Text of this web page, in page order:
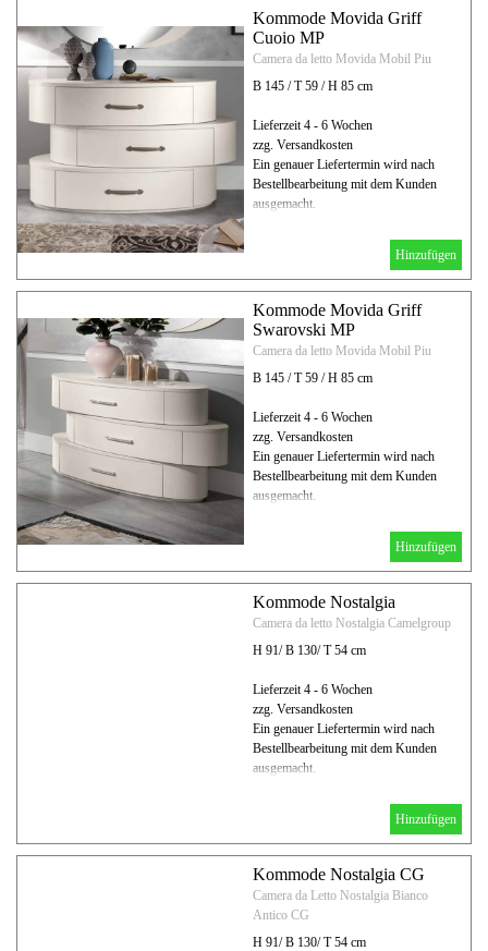
Kommode Movida Griff
Cuoio MP
Camera da letto Movida Mobil Piu
B 145 / T 59 / H 85 cm
Lieferzeit 4 - 6 Wochen
zzg. Versandkosten
Ein genauer Liefertermin wird nach
Bestellbearbeitung mit dem Kunden
ausgemacht.
Hinzufügen
Kommode Movida Griff
Swarovski MP
Camera da letto Movida Mobil Piu
B 145 / T 59 / H 85 cm
Lieferzeit 4 - 6 Wochen
zzg. Versandkosten
Ein genauer Liefertermin wird nach
Bestellbearbeitung mit dem Kunden
ausgemacht.
Hinzufügen
Kommode Nostalgia
Camera da letto Nostalgia Camelgroup
H 91/ B 130/ T 54 cm
Lieferzeit 4 - 6 Wochen
zzg. Versandkosten
Ein genauer Liefertermin wird nach
Bestellbearbeitung mit dem Kunden
ausgemacht.
Hinzufügen
Kommode Nostalgia CG
Camera da Letto Nostalgia Bianco
Antico CG
H 91/ B 130/ T 54 cm